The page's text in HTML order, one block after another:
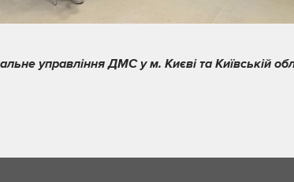
управління ДМС у м. Києві та Київській